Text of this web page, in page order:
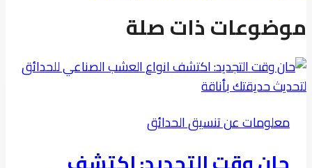
موضوعات ذات صلة
معلومات عن تنسيق الحدائق